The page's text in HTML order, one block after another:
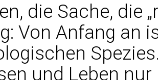
die Sache, die
Von Anfang an
und Leben